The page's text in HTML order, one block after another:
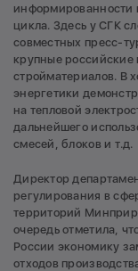
информированности
цикла. Здесь у СГК
совместных пресс-
крупные
стройматериалов. В
энергетики
на тепловой
дальнейшего
смесей, блоков и т.д.
Директор
регулирования в
территорий
очередь отметила,
России экономику
отходов